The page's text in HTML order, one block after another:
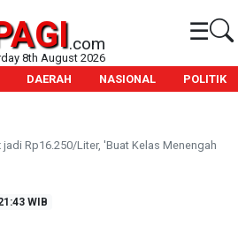
.com ☰
8th August 2026
DAERAH NASIONAL POLITIK
jadi Rp16.250/Liter, 'Buat Kelas Menengah
WIB